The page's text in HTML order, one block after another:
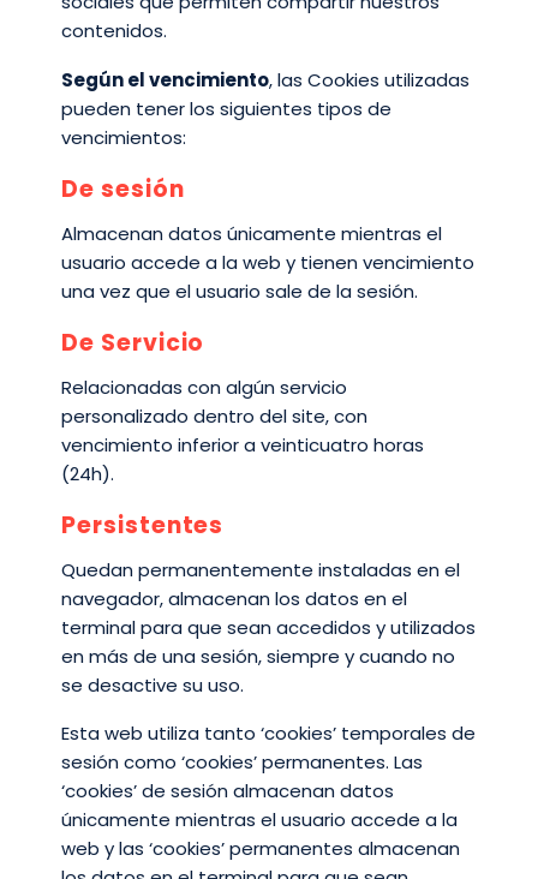
contenidos.
Según el vencimiento, las Cookies utilizadas
pueden tener los siguientes tipos de
vencimientos:
De sesión
Almacenan datos únicamente mientras el
usuario accede a la web y tienen vencimiento
una vez que el usuario sale de la sesión.
De Servicio
Relacionadas con algún servicio
personalizado dentro del site, con
vencimiento inferior a veinticuatro horas
(24h).
Persistentes
Quedan permanentemente instaladas en el
navegador, almacenan los datos en el
terminal para que sean accedidos y utilizados
en más de una sesión, siempre y cuando no
se desactive su uso.
Esta web utiliza tanto ‘cookies’ temporales de
sesión como ‘cookies’ permanentes. Las
‘cookies’ de sesión almacenan datos
únicamente mientras el usuario accede a la
web y las ‘cookies’ permanentes almacenan